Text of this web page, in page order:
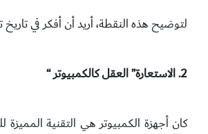
لتوضيح هذه النقطة، أريد أن أفكر في
2. الاستعارة” العقل كالكمبيوتر “
كان أجهزة الكمبيوتر هي التقنية المميزة